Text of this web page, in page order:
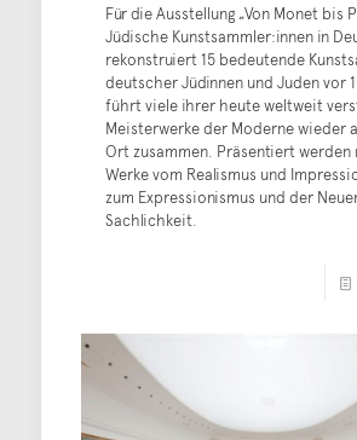
Für die Ausstellung „Von Monet bis
Jüdische Kunstsammler:innen in
rekonstruiert 15 bedeutende
deutscher Jüdinnen und Juden vor
führt viele ihrer heute weltweit
Meisterwerke der Moderne wieder
Ort zusammen. Präsentiert werden
Werke vom Realismus und
zum Expressionismus und der
Sachlichkeit.